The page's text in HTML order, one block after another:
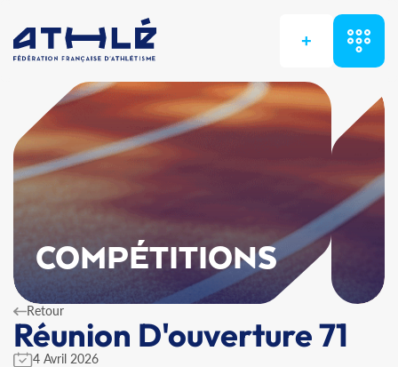
+
COMPÉTITIONS
Retour
Réunion D'ouverture 71
4 Avril 2026